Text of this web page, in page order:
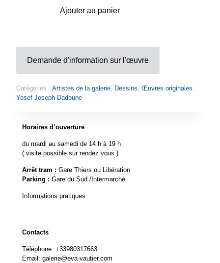
Ajouter au panier
Demande d'information sur l'œuvre
Catégories : Artistes de la galerie, Dessins, Œuvres originales,
Yosef Joseph Dadoune
Horaires d’ouverture
du mardi au samedi de 14 h à 19 h
( visite possible sur rendez vous )
Arrêt tram : Gare Thiers ou Libération
Parking : Gare du Sud /Intermarché
Informations pratiques
Contacts
Téléphone :+33980317663
Email: galerie@eva-vautier.com